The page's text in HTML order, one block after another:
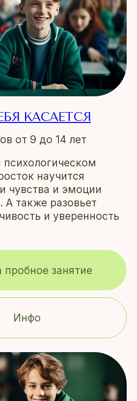
от 9 до 14 лет
КАСАЕТСЯ
научится
чувства и эмоции
А также разовьет
и уверенность
Инфо
пробное занятие